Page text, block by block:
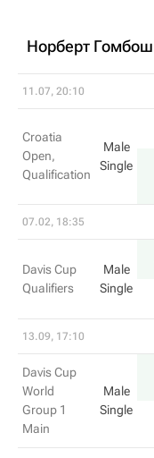
Норберт Гомбош
11.07, 20:10
Croatia
Open,
Qualification
Male
Single
07.02, 18:35
Davis Cup
Qualifiers
Male
Single
13.09, 17:10
Davis Cup
World
Group 1
Main
Male
Single